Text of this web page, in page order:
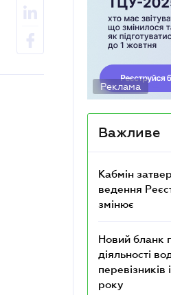
Реклама
Важливе
Кабмін
ведення
змінює
Новий бланк
діяльності
року